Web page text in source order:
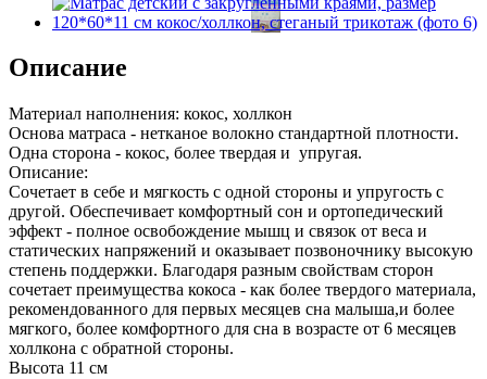
Описание
Материал наполнения: кокос, холлкон
Основа матраса - нетканое волокно стандартной плотности.
Одна сторона - кокос, более твердая и упругая.
Описание:
Сочетает в себе и мягкость с одной стороны и упругость с
другой. Обеспечивает комфортный сон и ортопедический
эффект - полное освобождение мышц и связок от веса и
статических напряжений и оказывает позвоночнику высокую
степень поддержки. Благодаря разным свойствам сторон
сочетает преимущества кокоса - как более твердого материала,
рекомендованного для первых месяцев сна малыша,и более
мягкого, более комфортного для сна в возрасте от 6 месяцев
холлкона с обратной стороны.
Высота 11 см